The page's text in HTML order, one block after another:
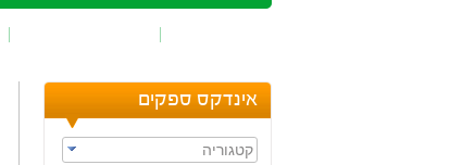
אינדקס ספקים
קטגוריה